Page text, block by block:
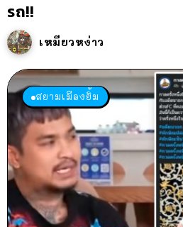
รถ!!
เหมียวหง่าว
สยามเมืองยิ้ม